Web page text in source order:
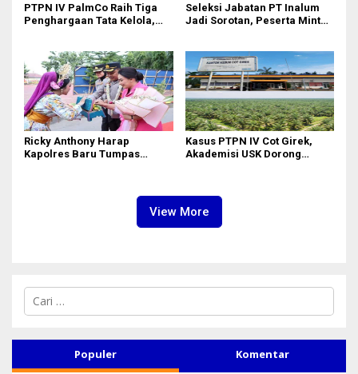
PTPN IV PalmCo Raih Tiga
Penghargaan Tata Kelola,
Seleksi Jabatan PT Inalum
Jadi Sorotan, Peserta Minta
Ricky Anthony Harap
Kapolres Baru Tumpas
Kasus PTPN IV Cot Girek,
Akademisi USK Dorong
View More
C
i
n
Populer Komentar